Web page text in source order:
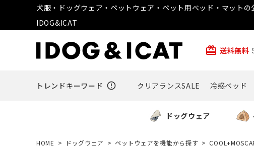
犬服・ドッグウェア・ペットウェア・ペット用ベッド・マットの
IDOG&ICAT
card_giftcard 送料無料
トレンドキーワード error_outline クリアランスSALE 冷感ベッド
ドッグウェア
HOME ドッグウェア ペットウェアを機能から探す